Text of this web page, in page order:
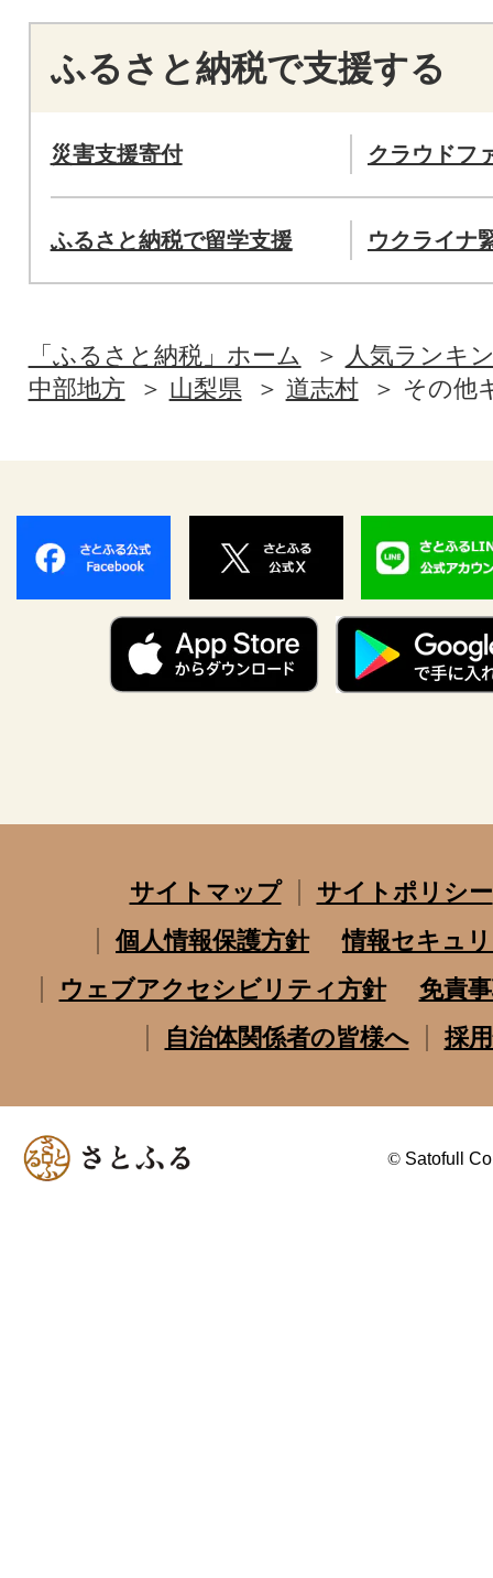
ふるさと納税で支援する
災害支援寄付 クラウドフ
ふるさと納税で留学支援 ウクライナ
「ふるさと納税」ホーム
人気ランキ
中部地方
山梨県 道志村 その他
サイトマップ
サイトポリシー
個人情報保護方針
情報セキュ
ウェブアクセシビリティ方針
免責
自治体関係者の皆様へ
採
© Satofull